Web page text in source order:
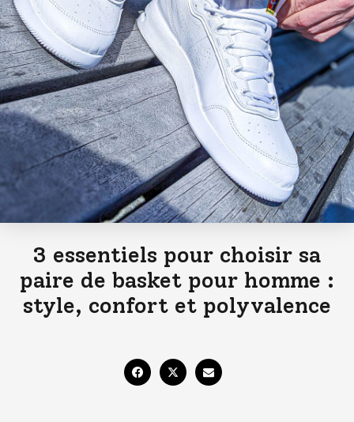
3 essentiels pour choisir sa
paire de basket pour homme :
style, confort et polyvalence